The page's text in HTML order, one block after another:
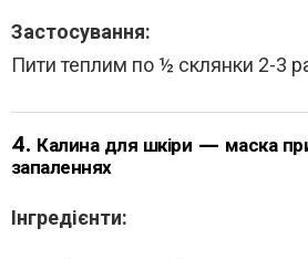
Застосування:
Пити теплим по ½ склянки 2-3
4. Калина для шкіри — маска
запаленнях
Інгредієнти: